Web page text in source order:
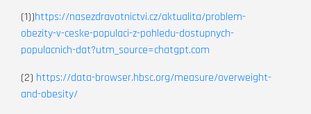
(1))https://nasezdravotnictvi.cz/aktualita/problem-
obezity-v-ceske-populaci-z-pohledu-dostupnych-
populacnich-dat?utm_source=chatgpt.com
(2) https://data-browser.hbsc.org/measure/overweight-
and-obesity/